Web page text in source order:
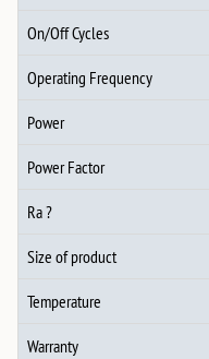
On/Off Cycles
Operating Frequency
Power
Power Factor
Ra ?
Size of product
Temperature
Warranty